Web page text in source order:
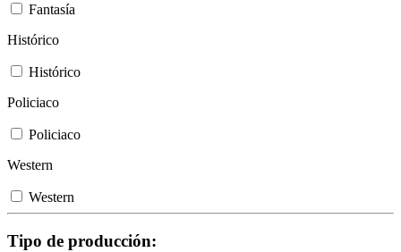
Fantasía
Histórico
Histórico
Policiaco
Policiaco
Western
Western
Tipo de producción: